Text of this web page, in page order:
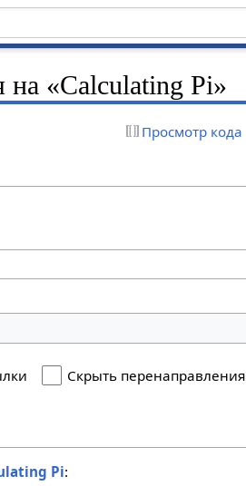
«Calculating Pi»
Просмотр кода
Скрыть перенаправления
Pi: